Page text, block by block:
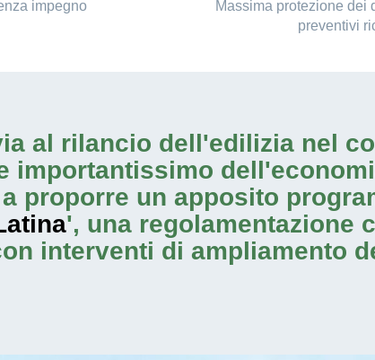
impegno
Massima protezione dei
preventivi
al rilancio dell'edilizia nel
importantissimo
proporre un apposito
', una regolamentazione
interventi di ampliamento